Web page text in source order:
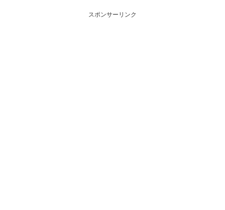
(注意喚起・申込停止)など、空売
り関連情報を集計し、図解でわ
喚起・申込停止)など、空売り関
連情報を集計し、図解でわかり
スポンサーリンク